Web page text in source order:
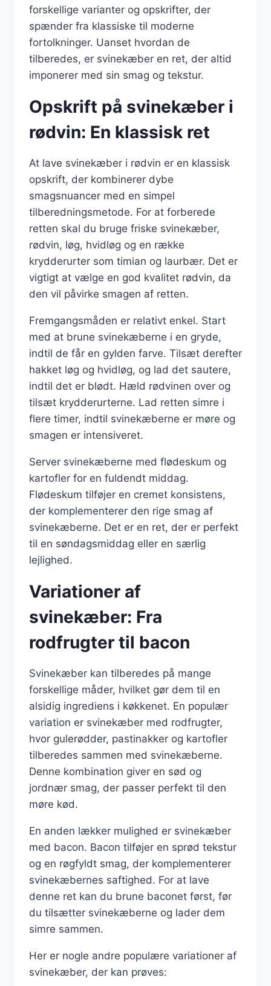
forskellige varianter og opskrifter, der
spænder fra klassiske til moderne
fortolkninger. Uanset hvordan de
tilberedes, er svinekæber en ret, der altid
imponerer med sin smag og tekstur.
Opskrift på svinekæber i
rødvin: En klassisk ret
At lave svinekæber i rødvin er en klassisk
opskrift, der kombinerer dybe
smagsnuancer med en simpel
tilberedningsmetode. For at forberede
retten skal du bruge friske svinekæber,
rødvin, løg, hvidløg og en række
krydderurter som timian og laurbær. Det er
vigtigt at vælge en god kvalitet rødvin, da
den vil påvirke smagen af retten.
Fremgangsmåden er relativt enkel. Start
med at brune svinekæberne i en gryde,
indtil de får en gylden farve. Tilsæt derefter
hakket løg og hvidløg, og lad det sautere,
indtil det er blødt. Hæld rødvinen over og
tilsæt krydderurterne. Lad retten simre i
flere timer, indtil svinekæberne er møre og
smagen er intensiveret.
Server svinekæberne med flødeskum og
kartofler for en fuldendt middag.
Flødeskum tilføjer en cremet konsistens,
der komplementerer den rige smag af
svinekæberne. Det er en ret, der er perfekt
til en søndagsmiddag eller en særlig
lejlighed.
Variationer af
svinekæber: Fra
rodfrugter til bacon
Svinekæber kan tilberedes på mange
forskellige måder, hvilket gør dem til en
alsidig ingrediens i køkkenet. En populær
variation er svinekæber med rodfrugter,
hvor gulerødder, pastinakker og kartofler
tilberedes sammen med svinekæberne.
Denne kombination giver en sød og
jordnær smag, der passer perfekt til den
møre kød.
En anden lækker mulighed er svinekæber
med bacon. Bacon tilføjer en sprød tekstur
og en røgfyldt smag, der komplementerer
svinekæbernes saftighed. For at lave
denne ret kan du brune baconet først, før
du tilsætter svinekæberne og lader dem
simre sammen.
Her er nogle andre populære variationer af
svinekæber, der kan prøves: